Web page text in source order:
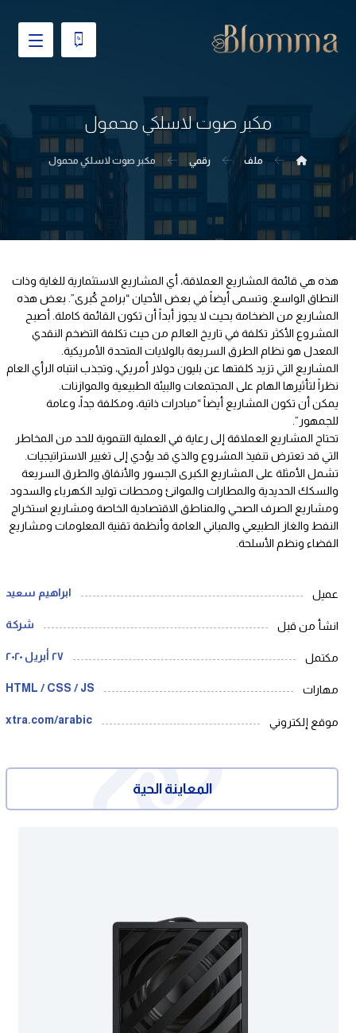
مكبر صوت لاسلكي محمول
ملف رقمي مكبر صوت لاسلكي محمول
هذه هي قائمة المشاريع العملاقة، أي المشاريع الاستثمارية للغاية وذات
النطاق الواسع. وتسمى أيضاً في بعض الأحيان “برامج كُبرى”. بعض هذه
المشاريع من الضخامة بحيث لا يجوز أبداً أن تكون القائمة كاملة. أصبح
المشروع الأكثر تكلفة في تاريخ العالم من حيث تكلفة التضخم النقدي
المعدل هو نظام الطرق السريعة بالولايات المتحدة الأمريكية.
المشاريع التي تزيد كلفتها عن بليون دولار أمريكي، وتجذب انتباه الرأي العام
نظراً لتأثيرها الهام على المجتمعات والبيئة الطبيعية والموازنات.
يمكن أن تكون المشاريع أيضاً “مبادرات ذاتية، ومكلفة جداً، وعامة
للجمهور”.
تحتاج المشاريع العملاقة إلى رعاية في العملية التنموية للحد من المخاطر
التي قد تعترض تنفيذ المشروع والذي قد يؤدي إلى تغيير الاستراتيجيات.
تشمل الأمثلة على المشاريع الكبرى الجسور والأنفاق والطرق السريعة
والسكك الحديدية والمطارات والموانئ ومحطات توليد الكهرباء والسدود
ومشاريع الصرف الصحي والمناطق الاقتصادية الخاصة ومشاريع استخراج
النفط والغاز الطبيعي والمباني العامة وأنظمة تقنية المعلومات ومشاريع
الفضاء ونظم الأسلحة.
عميل ابراهيم سعيد
انشأ من قبل شركة
مكتمل ٢٧ أبريل ٢٠٢٠
مهارات HTML / CSS / JS
موقع إلكتروني xtra.com/arabic
المعاينة الحية